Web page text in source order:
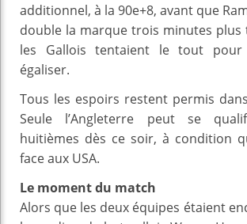
additionnel, à la 90e+8, avant que
double la marque trois minutes plus
les Gallois tentaient le tout
égaliser.
Tous les espoirs restent permis
Seule l’Angleterre peut se
huitièmes dès ce soir, à condition
face aux USA.
Le moment du match
Alors que les deux équipes étaient